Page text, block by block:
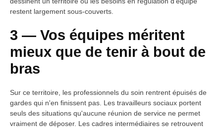
restent largement sous-couverts.
3 — Vos équipes méritent
mieux que de tenir à bout de
bras
Sur ce territoire, les professionnels du soin rentrent épuisés de
gardes qui n'en finissent pas. Les travailleurs sociaux portent
seuls des situations qu'aucune réunion de service ne permet
vraiment de déposer. Les cadres intermédiaires se retrouvent